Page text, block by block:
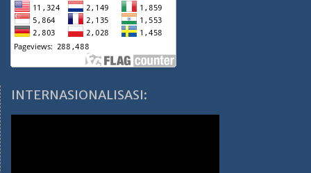
INTERNASIONALISASI: